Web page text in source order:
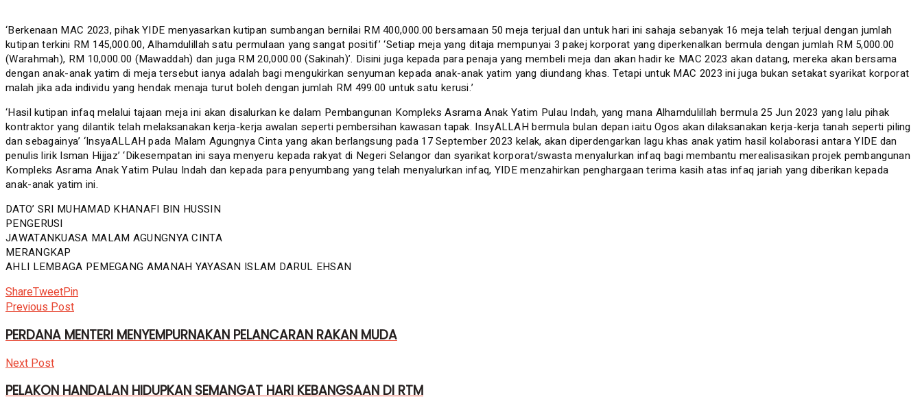
‘Berkenaan MAC 2023, pihak YIDE menyasarkan kutipan sumbangan bernilai RM 400,000.00 bersamaan 50 meja terjual dan untuk hari ini sahaja sebanyak 16 meja telah terjual dengan jumlah
kutipan terkini RM 145,000.00, Alhamdulillah satu permulaan yang sangat positif’ ‘Setiap meja yang ditaja mempunyai 3 pakej korporat yang diperkenalkan bermula dengan jumlah RM 5,000.00
(Warahmah), RM 10,000.00 (Mawaddah) dan juga RM 20,000.00 (Sakinah)’. Disini juga kepada para penaja yang membeli meja dan akan hadir ke MAC 2023 akan datang, mereka akan bersama
dengan anak-anak yatim di meja tersebut ianya adalah bagi mengukirkan senyuman kepada anak-anak yatim yang diundang khas. Tetapi untuk MAC 2023 ini juga bukan setakat syarikat korporat
malah jika ada individu yang hendak menaja turut boleh dengan jumlah RM 499.00 untuk satu kerusi.’
‘Hasil kutipan infaq melalui tajaan meja ini akan disalurkan ke dalam Pembangunan Kompleks Asrama Anak Yatim Pulau Indah, yang mana Alhamdulillah bermula 25 Jun 2023 yang lalu pihak
kontraktor yang dilantik telah melaksanakan kerja-kerja awalan seperti pembersihan kawasan tapak. InsyALLAH bermula bulan depan iaitu Ogos akan dilaksanakan kerja-kerja tanah seperti piling
dan sebagainya’ ‘InsyaALLAH pada Malam Agungnya Cinta yang akan berlangsung pada 17 September 2023 kelak, akan diperdengarkan lagu khas anak yatim hasil kolaborasi antara YIDE dan
penulis lirik Isman Hijjaz’ ‘Dikesempatan ini saya menyeru kepada rakyat di Negeri Selangor dan syarikat korporat/swasta menyalurkan infaq bagi membantu merealisasikan projek pembangunan
Kompleks Asrama Anak Yatim Pulau Indah dan kepada para penyumbang yang telah menyalurkan infaq, YIDE menzahirkan penghargaan terima kasih atas infaq jariah yang diberikan kepada
anak-anak yatim ini.
DATO’ SRI MUHAMAD KHANAFI BIN HUSSIN
PENGERUSI
JAWATANKUASA MALAM AGUNGNYA CINTA
MERANGKAP
AHLI LEMBAGA PEMEGANG AMANAH YAYASAN ISLAM DARUL EHSAN
ShareTweetPin
Previous Post
PERDANA MENTERI MENYEMPURNAKAN PELANCARAN RAKAN MUDA
Next Post
PELAKON HANDALAN HIDUPKAN SEMANGAT HARI KEBANGSAAN DI RTM